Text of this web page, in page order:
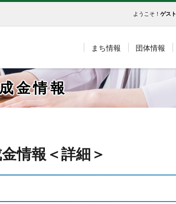
ようこそ！ ゲスト
まち情報 団体情報
金情報
情報＜詳細＞